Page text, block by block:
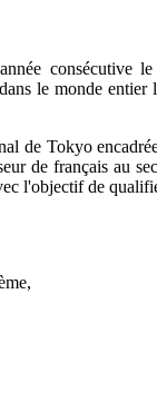
consécutive
le monde
de Tokyo
de français au
l'objectif de